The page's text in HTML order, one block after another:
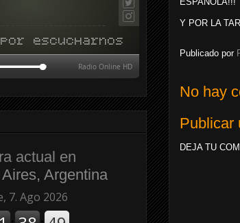
Y POR LA
Publicado por
No hay
Publicar
DEJA TU
actual en
Argentina